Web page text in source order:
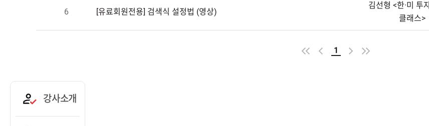
6 [유료회원전용]검색식설정법(영상)
김선형<한·미투
클래스>
1
강사소개